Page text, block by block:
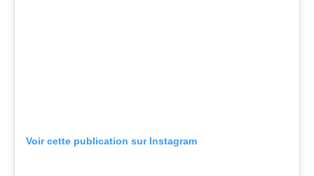
Voir cette publication sur Instagram